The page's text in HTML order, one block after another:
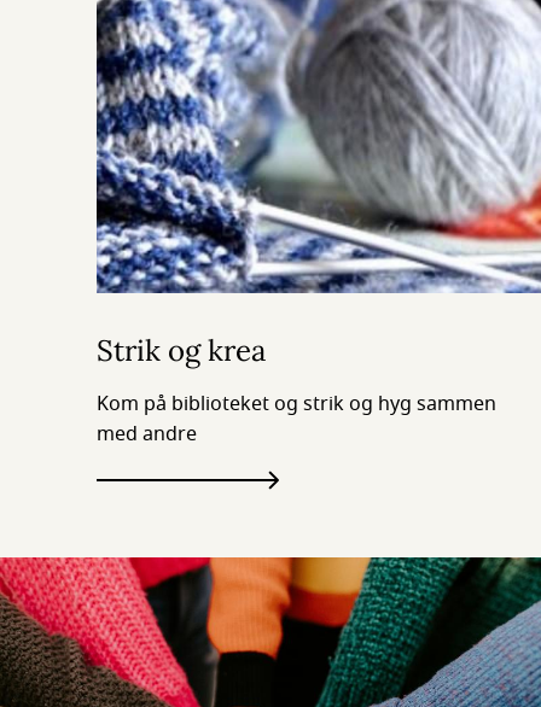
Strik og krea
Kom på biblioteket og strik og hyg sammen
med andre